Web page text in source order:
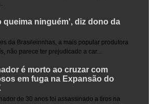
queima ninguém', diz dono da
da Brasileirinhas, a mais popular produtora
não parece ter prejudicado a car...
é morto ao cruzar com
em fuga na Expansão do
de 30 anos foi assassinado a tiros na